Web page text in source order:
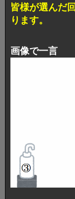
皆様が選んだ
ります。
画像で一言